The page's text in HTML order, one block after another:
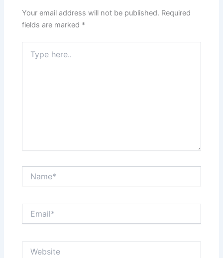
Your email address will not be published. Required
fields are marked *
here..